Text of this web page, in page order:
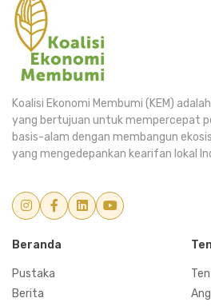
Koalisi Ekonomi Membumi (KEM)
yang bertujuan untuk mempercepat
basis-alam dengan membangun
yang mengedepankan kearifan lokal
Beranda
Pustaka
Berita